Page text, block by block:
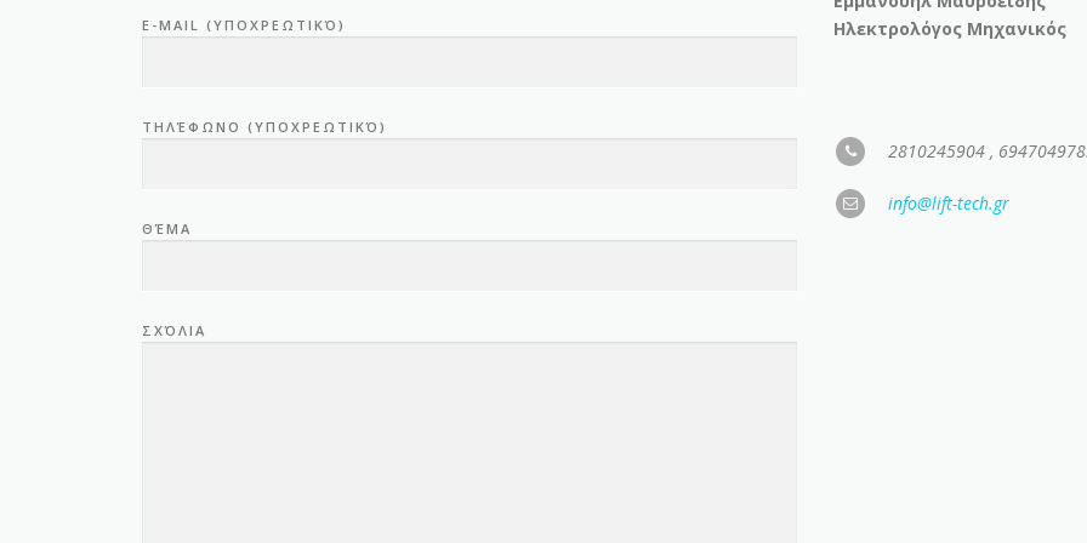
E-MAIL (ΥΠΟΧΡΕΩΤΙΚΌ)
ΤΗΛΈΦΩΝΟ (ΥΠΟΧΡΕΩΤΙΚΌ)
ΘΈΜΑ
ΣΧΌΛΙΑ
Ηλεκτρολόγος Μηχανικός
2810245904 ,
info@lift-tech.gr